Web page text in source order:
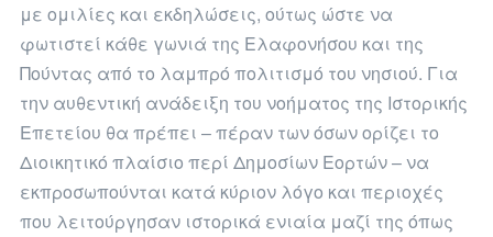
με ομιλίες και εκδηλώσεις, ούτως ώστε να
φωτιστεί κάθε γωνιά της Ελαφονήσου και της
Πούντας από το λαμπρό πολιτισμό του νησιού. Για
την αυθεντική ανάδειξη του νοήματος της Ιστορικής
Επετείου θα πρέπει – πέραν των όσων ορίζει το
Διοικητικό πλαίσιο περί Δημοσίων Εορτών – να
εκπροσωπούνται κατά κύριον λόγο και περιοχές
που λειτούργησαν ιστορικά ενιαία μαζί της όπως